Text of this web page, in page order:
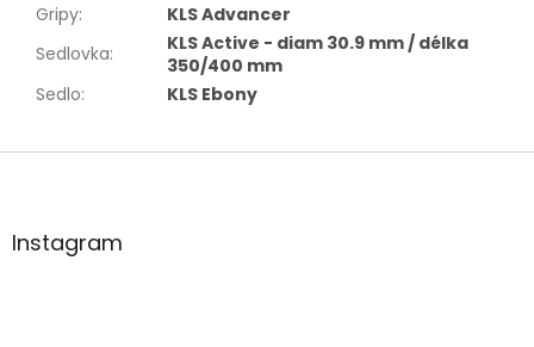
Gripy:
KLS Advancer
Sedlovka:
KLS Active - diam 30.9 mm / délka
350/400 mm
Sedlo: KLS Ebony
Z
aInstagram